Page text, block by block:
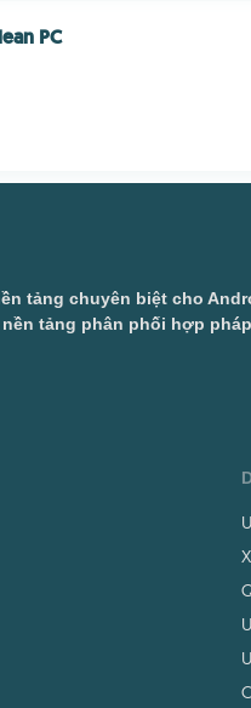
PC
tảng chuyên biệt cho
tảng phân phối hợp